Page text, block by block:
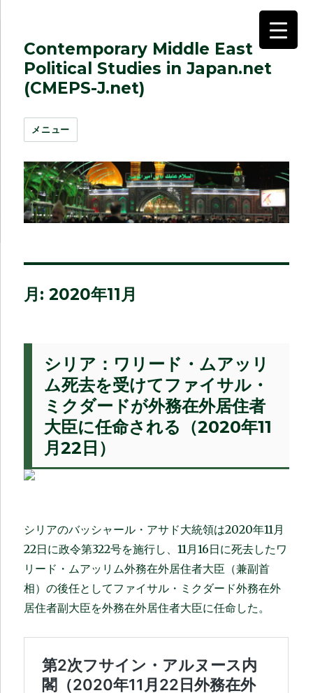
Contemporary Middle East
Political Studies in Japan.net
(CMEPS-J.net)
メニュー
月:2020年11月
シリア：ワリード・ムアッリ
ム死去を受けてファイサル・
ミクダードが外務在外居住者
大臣に任命される（2020年11
月22日）
シリアのバッシャール・アサド大統領は2020年11月
22日に政令第322号を施行し、11月16日に死去したワ
リード・ムアッリム外務在外居住者大臣（兼副首
相）の後任としてファイサル・ミクダード外務在外
居住者副大臣を外務在外居住者大臣に任命した。